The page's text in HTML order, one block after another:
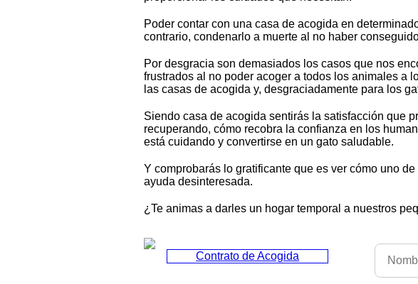
Poder contar con una casa de acogida en
contrario, condenarlo a muerte al no haber
Por desgracia son demasiados los casos que nos
frustrados al no poder acoger a todos los animales a
las casas de acogida y, desgraciadamente para los
Siendo casa de acogida sentirás la satisfacción que
recuperando, cómo recobra la confianza en los
está cuidando y convertirse en un gato saludable.
Y comprobarás lo gratificante que es ver cómo uno
ayuda desinteresada.
¿Te animas a darles un hogar temporal a nuestros
Contrato de Acogida